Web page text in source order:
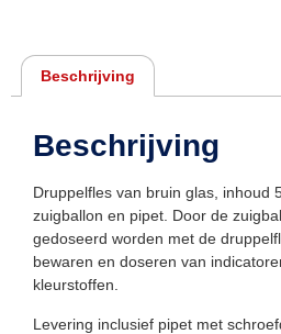
Beschrijving
Beschrijving
Druppelfles van bruin glas, inhoud
zuigballon en pipet. Door de
gedoseerd worden met de
bewaren en doseren van
kleurstoffen.
Levering inclusief pipet met